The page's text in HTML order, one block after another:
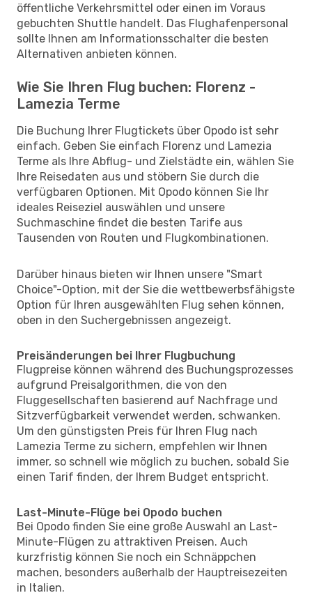
öffentliche Verkehrsmittel oder einen im Voraus
gebuchten Shuttle handelt. Das Flughafenpersonal
sollte Ihnen am Informationsschalter die besten
Alternativen anbieten können.
Wie Sie Ihren Flug buchen: Florenz -
Lamezia Terme
Die Buchung Ihrer Flugtickets über Opodo ist sehr
einfach. Geben Sie einfach Florenz und Lamezia
Terme als Ihre Abflug- und Zielstädte ein, wählen Sie
Ihre Reisedaten aus und stöbern Sie durch die
verfügbaren Optionen. Mit Opodo können Sie Ihr
ideales Reiseziel auswählen und unsere
Suchmaschine findet die besten Tarife aus
Tausenden von Routen und Flugkombinationen.
Darüber hinaus bieten wir Ihnen unsere "Smart
Choice"-Option, mit der Sie die wettbewerbsfähigste
Option für Ihren ausgewählten Flug sehen können,
oben in den Suchergebnissen angezeigt.
Preisänderungen bei Ihrer Flugbuchung
Flugpreise können während des Buchungsprozesses
aufgrund Preisalgorithmen, die von den
Fluggesellschaften basierend auf Nachfrage und
Sitzverfügbarkeit verwendet werden, schwanken.
Um den günstigsten Preis für Ihren Flug nach
Lamezia Terme zu sichern, empfehlen wir Ihnen
immer, so schnell wie möglich zu buchen, sobald Sie
einen Tarif finden, der Ihrem Budget entspricht.
Last-Minute-Flüge bei Opodo buchen
Bei Opodo finden Sie eine große Auswahl an Last-
Minute-Flügen zu attraktiven Preisen. Auch
kurzfristig können Sie noch ein Schnäppchen
machen, besonders außerhalb der Hauptreisezeiten
in Italien.